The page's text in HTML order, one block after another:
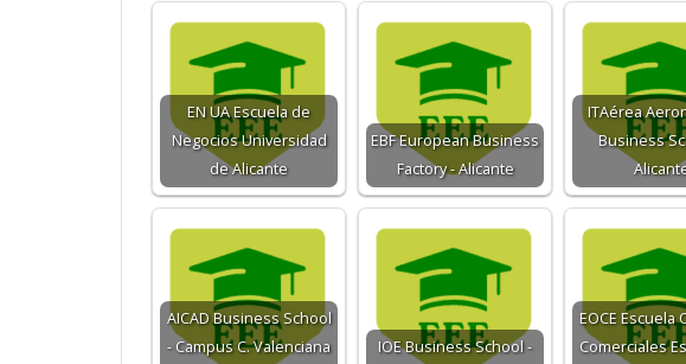
EN UA Escuela de
Negocios Universidad
de Alicante
EBF European Business
Factory - Alicante
ITAérea
Business
AICAD Business School
- Campus C. Valenciana
IOE Business School -
EOCE Escuela
Comerciales